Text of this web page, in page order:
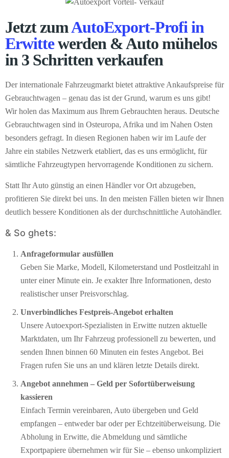
Jetzt zumAutoExport-Profi in
Erwittewerden & Auto mühelos
in 3 Schritten verkaufen
Der internationale Fahrzeugmarkt bietet attraktive Ankaufspreise für
Gebrauchtwagen – genau das ist der Grund, warum es uns gibt!
Wir holen das Maximum aus Ihrem Gebrauchten heraus. Deutsche
Gebrauchtwagen sind in Osteuropa, Afrika und im Nahen Osten
besonders gefragt. In diesen Regionen haben wir im Laufe der
Jahre ein stabiles Netzwerk etabliert, das es uns ermöglicht, für
sämtliche Fahrzeugtypen hervorragende Konditionen zu sichern.
Statt Ihr Auto günstig an einen Händler vor Ort abzugeben,
profitieren Sie direkt bei uns. In den meisten Fällen bieten wir Ihnen
deutlich bessere Konditionen als der durchschnittliche Autohändler.
& So ghets:
Anfrageformular ausfüllen
Geben Sie Marke, Modell, Kilometerstand und Postleitzahl in
unter einer Minute ein. Je exakter Ihre Informationen, desto
realistischer unser Preisvorschlag.
Unverbindliches Festpreis-Angebot erhalten
Unsere Autoexport-Spezialisten in Erwitte nutzen aktuelle
Marktdaten, um Ihr Fahrzeug professionell zu bewerten, und
senden Ihnen binnen 60 Minuten ein festes Angebot. Bei
Fragen rufen Sie uns an und klären letzte Details direkt.
Angebot annehmen – Geld per Sofort­überweisung
kassieren
Einfach Termin vereinbaren, Auto übergeben und Geld
empfangen – entweder bar oder per Echtzeitüberweisung. Die
Abholung in Erwitte, die Abmeldung und sämtliche
Exportpapiere übernehmen wir für Sie – ebenso unkompliziert